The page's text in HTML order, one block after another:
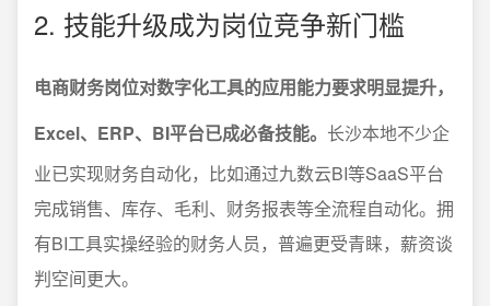
2. 技能升级成为岗位竞争新门槛
电商财务岗位对数字化工具的应用能力要求明显提升，
Excel、ERP、BI平台已成必备技能。 长沙本地不少企
业已实现财务自动化，比如通过九数云BI等SaaS平台
完成销售、库存、毛利、财务报表等全流程自动化。拥
有BI工具实操经验的财务人员，普遍更受青睐，薪资谈
判空间更大。